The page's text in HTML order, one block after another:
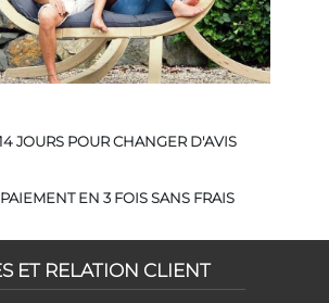
JOURS POUR CHANGER D'AVIS
PAIEMENT EN 3 FOIS SANS FRAIS
ET RELATION CLIENT